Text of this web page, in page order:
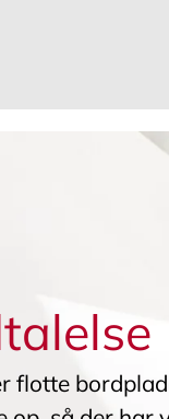
flotte